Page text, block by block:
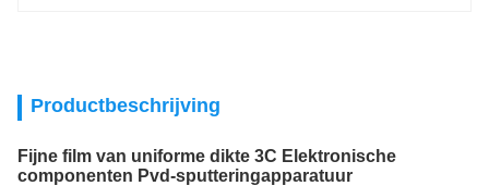
Productbeschrijving
Fijne film van uniforme dikte 3C Elektronische
componenten Pvd-sputteringapparatuur